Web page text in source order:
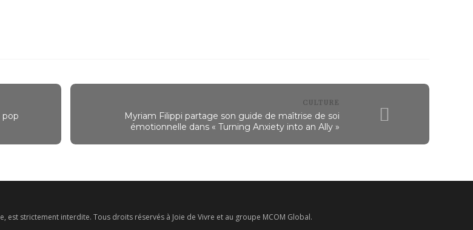
pop
CULTURE
Myriam Filippi partage son guide de maîtrise de soi
émotionnelle dans « Turning Anxiety into an Ally »
strictement interdite. Tous droits réservés à Joie de Vivre et au groupe MCOM Global.